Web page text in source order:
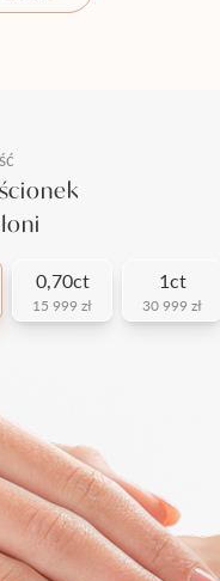
0,70ct
15 999 zł
1ct
30 999 zł